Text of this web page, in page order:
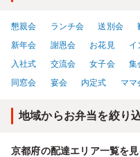
懇親会 ランチ会 送別会
新年会
謝恩会 お花見 イ
入社式
交流会 女子会 集
同窓会
宴会 内定式 ママ
地域からお弁当を絞り
京都府の配達エリア一覧を見